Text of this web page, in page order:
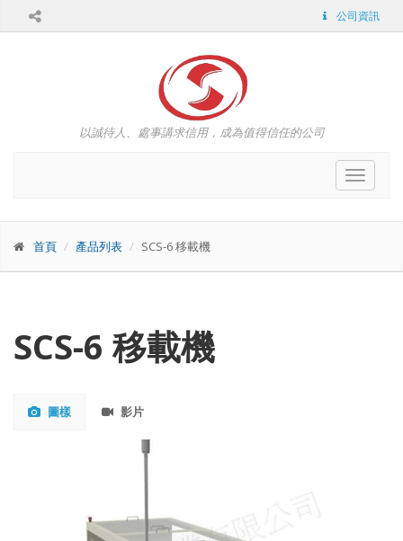
公司資訊
以誠待人、處事講求信用，成為值得信任的公司
Toggle
首頁 產品列表 SCS-6 移載機
SCS-6 移載機
圖樣 影片